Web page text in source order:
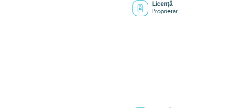
Licență
Proprietar